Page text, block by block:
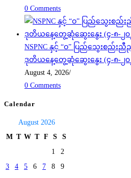
0 Comments
NSPNC နှင့် “ဝ” ပြည်သွေးစည်း
ဒုတိယနေ့တွေ့ဆုံဆွေးနွေး (၄-၈-၂၀
August 4, 2026/
0 Comments
Calendar
August 2026
M T W T F S
S
1
2
3
4 5 6 7 8
9